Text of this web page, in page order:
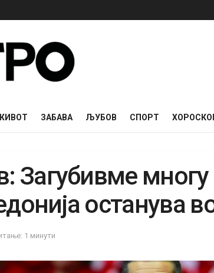
ЗАБАВА ЉУБОВ СПОРТ
Загубивме многу
останува
1 минути